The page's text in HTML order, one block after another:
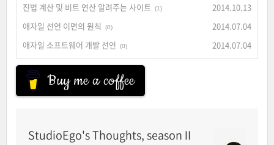
진법 계산 및 비트 연산 알려주는 사이트
(1)
2014.10.13
애자일 선언 이면의 원칙
(0)
2014.07.04
애자일 소프트웨어 개발 선언
(0) 2014.07.04
Buy me a coffee
StudioEgo's Thoughts, seasonⅡ